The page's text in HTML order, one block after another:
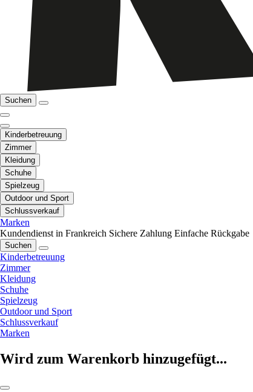
Suchen
Kinderbetreuung
Zimmer
Kleidung
Schuhe
Spielzeug
Outdoor und Sport
Schlussverkauf
Marken
Kundendienst in Frankreich Sichere Zahlung Einfache Rückgabe
Suchen
Kinderbetreuung
Zimmer
Kleidung
Schuhe
Spielzeug
Outdoor und Sport
Schlussverkauf
Marken
Wird zum Warenkorb hinzugefügt...